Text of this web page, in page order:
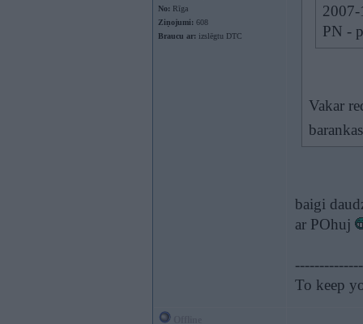
No: Rīga
Ziņojumi: 608
Braucu ar: izslēgtu DTC
PN -
Vakar
baigi
ar POhuj
To keep